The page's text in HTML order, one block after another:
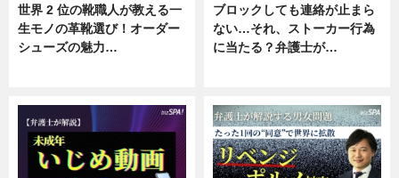
世界 2 位の靴職人が教える一
生モノの革靴選び！オーダー
シューズの魅力…
ブロックしても連絡が止まら
ない…それ、ストーカー行為
に当たる？弁護士が…